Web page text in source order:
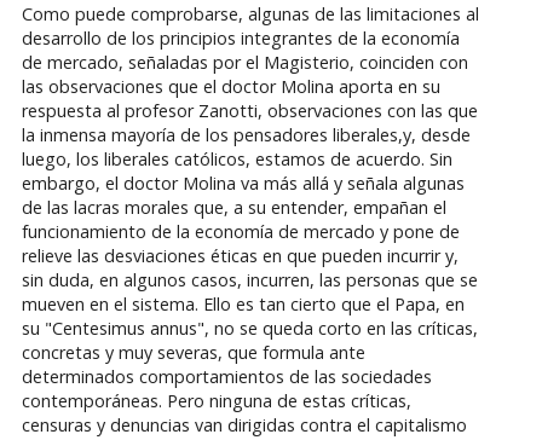
Como puede comprobarse, algunas de las limitaciones al
desarrollo de los principios integrantes de la economía
de mercado, señaladas por el Magisterio, coinciden con
las observaciones que el doctor Molina aporta en su
respuesta al profesor Zanotti, observaciones con las que
la inmensa mayoría de los pensadores liberales,y, desde
luego, los liberales católicos, estamos de acuerdo. Sin
embargo, el doctor Molina va más allá y señala algunas
de las lacras morales que, a su entender, empañan el
funcionamiento de la economía de mercado y pone de
relieve las desviaciones éticas en que pueden incurrir y,
sin duda, en algunos casos, incurren, las personas que se
mueven en el sistema. Ello es tan cierto que el Papa, en
su "Centesimus annus", no se queda corto en las críticas,
concretas y muy severas, que formula ante
determinados comportamientos de las sociedades
contemporáneas. Pero ninguna de estas críticas,
censuras y denuncias van dirigidas contra el capitalismo